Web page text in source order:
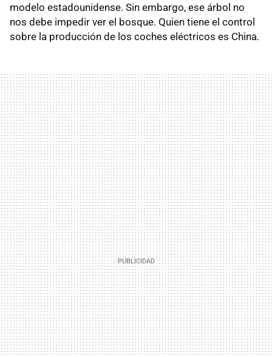
modelo estadounidense. Sin embargo, ese árbol no
nos debe impedir ver el bosque. Quien tiene el control
sobre la producción de los coches eléctricos es China.